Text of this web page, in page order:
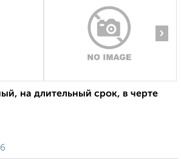
›
на длительный срок, в черте